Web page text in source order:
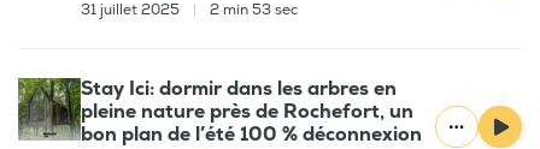
31 juillet 2025 2 min 53 sec
Stay Ici: dormir dans les arbres en
pleine nature près de Rochefort, un
bon plan de l’été 100 % déconnexion